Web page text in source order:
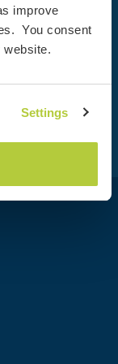
improve
You consent
website.
Settings
para
com mais de